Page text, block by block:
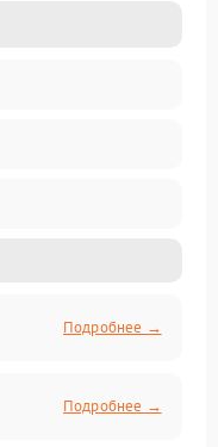
Подробнее →
Подробнее →